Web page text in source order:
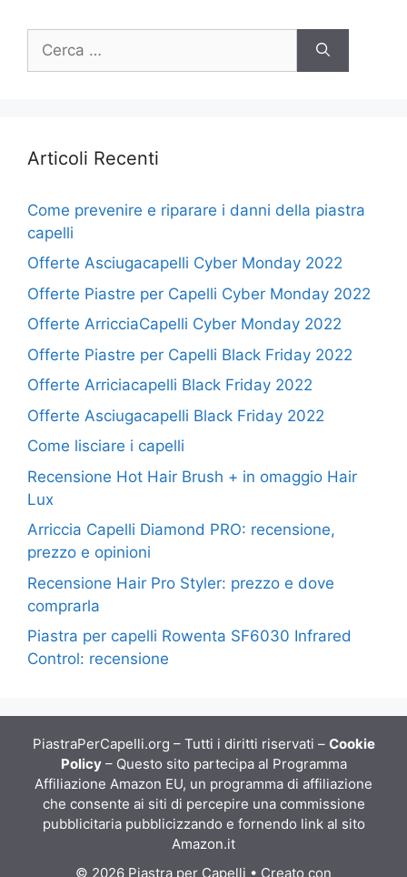
per:
Articoli Recenti
Come prevenire e riparare i danni della piastra
capelli
Offerte Asciugacapelli Cyber Monday 2022
Offerte Piastre per Capelli Cyber Monday 2022
Offerte ArricciaCapelli Cyber Monday 2022
Offerte Piastre per Capelli Black Friday 2022
Offerte Arriciacapelli Black Friday 2022
Offerte Asciugacapelli Black Friday 2022
Come lisciare i capelli
Recensione Hot Hair Brush + in omaggio Hair
Lux
Arriccia Capelli Diamond PRO: recensione,
prezzo e opinioni
Recensione Hair Pro Styler: prezzo e dove
comprarla
Piastra per capelli Rowenta SF6030 Infrared
Control: recensione
PiastraPerCapelli.org – Tutti i diritti riservati – Cookie
Policy– Questo sito partecipa al Programma
Affiliazione Amazon EU, un programma di affiliazione
che consente ai siti di percepire una commissione
pubblicitaria pubblicizzando e fornendo link al sito
Amazon.it
© 2026 Piastra per Capelli • Creato con